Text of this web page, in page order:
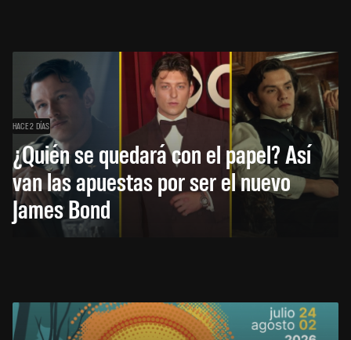
HACE 2 DÍAS
¿Quién se quedará con el papel? Así
van las apuestas por ser el nuevo
James Bond